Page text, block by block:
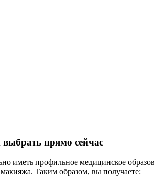
прямо сейчас
иметь профильное медицинское
Таким образом, вы получаете: